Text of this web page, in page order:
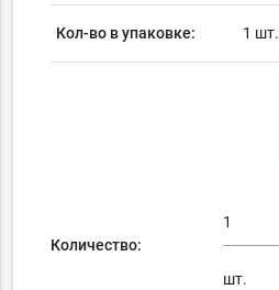
Кол-во в упаковке: 1 шт.
Количество:
шт.